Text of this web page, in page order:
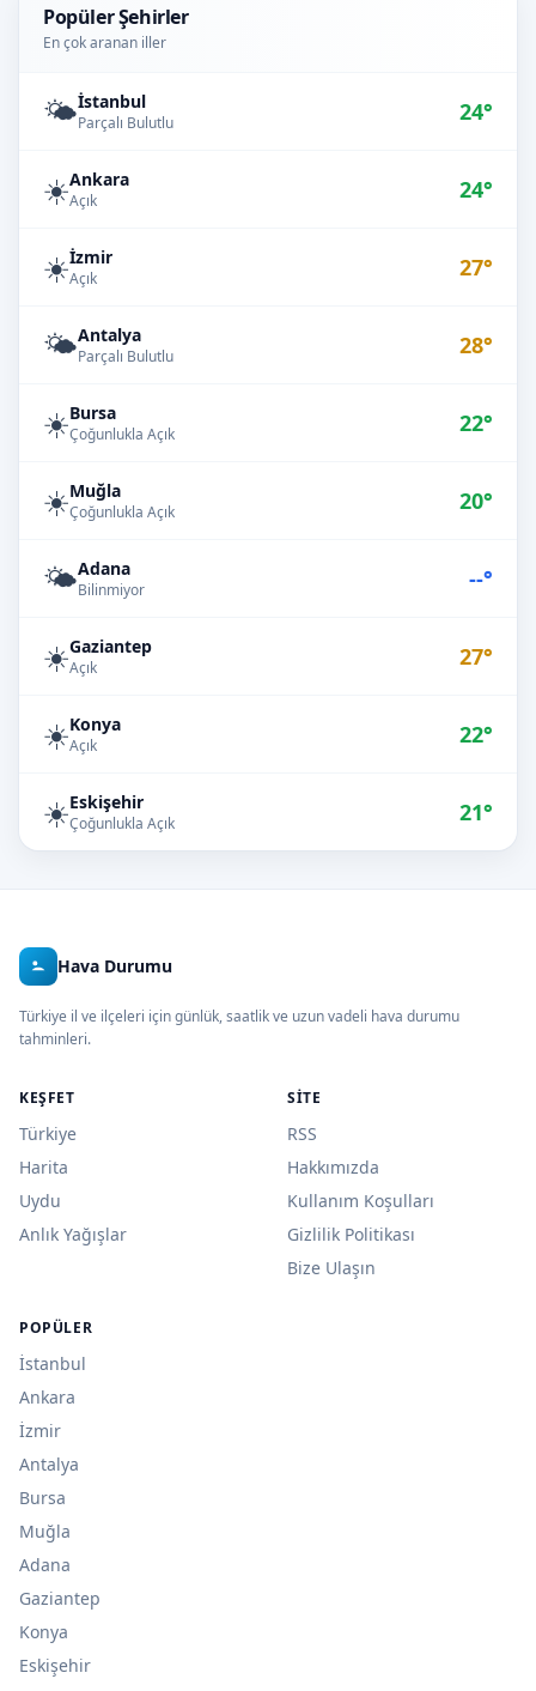
Popüler Şehirler
En çok aranan iller
🌤️İstanbul
Parçalı Bulutlu 24°
☀️Ankara
Açık 24°
☀️İzmir
Açık 27°
🌤️Antalya
Parçalı Bulutlu 28°
☀️Bursa
Çoğunlukla Açık 22°
☀️Muğla
Çoğunlukla Açık 20°
🌤️Adana
Bilinmiyor --°
☀️Gaziantep
Açık 27°
☀️Konya
Açık 22°
☀️Eskişehir
Çoğunlukla Açık 21°
Hava Durumu
Türkiye il ve ilçeleri için günlük, saatlik ve uzun vadeli hava durumu
tahminleri.
KEŞFET
Türkiye
Harita
Uydu
Anlık Yağışlar
SITE
RSS
Hakkımızda
Kullanım Koşulları
Gizlilik Politikası
Bize Ulaşın
POPÜLER
İstanbul
Ankara
İzmir
Antalya
Bursa
Muğla
Adana
Gaziantep
Konya
Eskişehir